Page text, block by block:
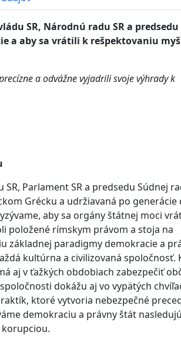
SR, Národnú radu SR a predsedu
a aby sa vrátili k rešpektovaniu
a odvážne vyjadrili svoje výhrady k
Parlament SR a predsedu Súdnej
Grécku a udržiavaná po generácie
aby sa orgány štátnej moci
položené rímskym právom a stoja na
základnej paradigmy demokracie a
kultúrna a civilizovaná spoločnosť.
aj v ťažkých obdobiach zabezpečiť
dokážu aj vo vypätých
ktoré vytvoria nebezpečné
demokraciu a právny štát